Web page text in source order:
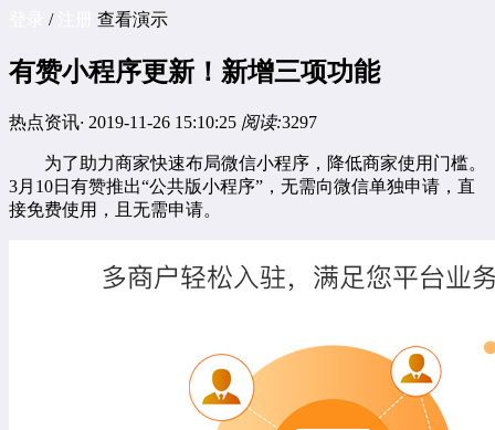
/注册 查看演示
有赞小程序更新！新增三项功能
热点资讯· 2019-11-26 15:10:25 阅读:3297
为了助力商家快速布局微信小程序，降低商家使用门槛。
3月10日有赞推出“公共版小程序”，无需向微信单独申请，直
接免费使用，且无需申请。